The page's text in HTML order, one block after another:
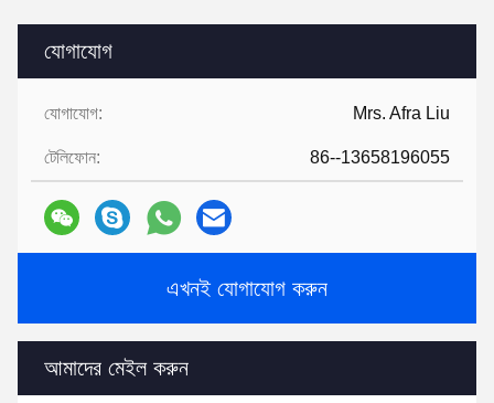
যোগাযোগ
যোগাযোগ: Mrs. Afra Liu
টেলিফোন: 86--13658196055
এখনই যোগাযোগ করুন
আমাদের মেইল ​​করুন